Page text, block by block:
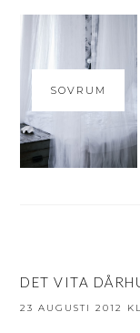
SOVRUM
DET VITA
23 AUGUSTI 2012